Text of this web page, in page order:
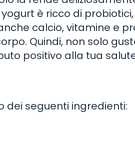
è ricco di
calcio, vitamine e
Quindi, non solo
positivo alla tua
dei seguenti ingredienti: